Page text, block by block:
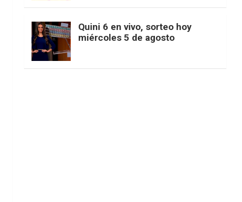
Quini 6 en vivo, sorteo hoy
miércoles 5 de agosto